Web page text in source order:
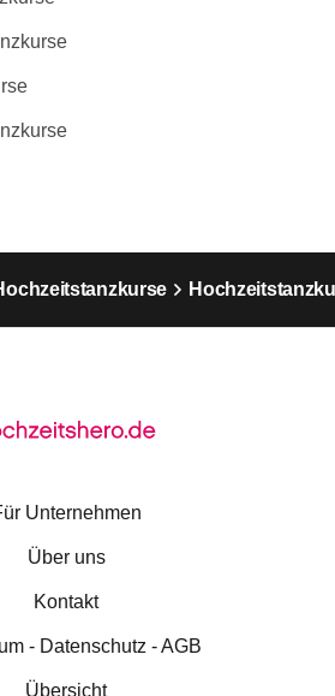
Unternehmen
Über uns
Kontakt
- Datenschutz - AGB
Übersicht